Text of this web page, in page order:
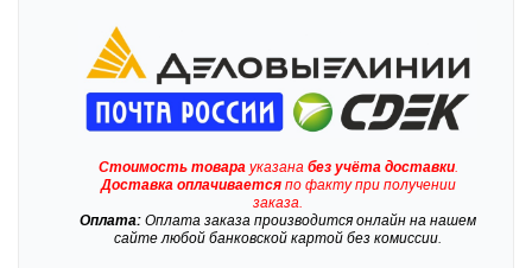
Стоимость товарауказана без учёта доставки.
Доставкаоплачиваетсяпо факту при получении
заказа.
Оплата: Оплата заказа производится онлайн на нашем
сайте любой банковской картой без комиссии.